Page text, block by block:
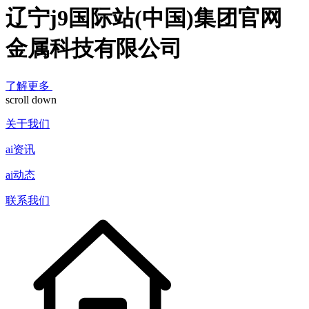
辽宁j9国际站(中国)集团官网
金属科技有限公司
了解更多
scroll down
关于我们
ai资讯
ai动态
联系我们